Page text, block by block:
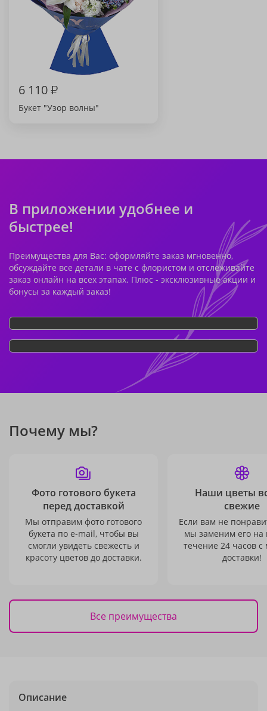
6 110₽
Букет "Узор волны"
В приложении удобнее и
быстрее!
Преимущества для Вас: оформляйте заказ мгновенно,
обсуждайте все детали в чате с флористом и отслеживайте
заказ онлайн на всех этапах. Плюс - эксклюзивные акции и
бонусы за каждый заказ!
Почему мы?
Фото готового букета
перед доставкой
Мы отправим фото готового
букета по e-mail, чтобы вы
смогли увидеть свежесть и
красоту цветов до доставки.
Наши цветы
свежие
Если вам не
мы заменим его на
течение 24 часов с
доставки!
Все преимущества
Описание